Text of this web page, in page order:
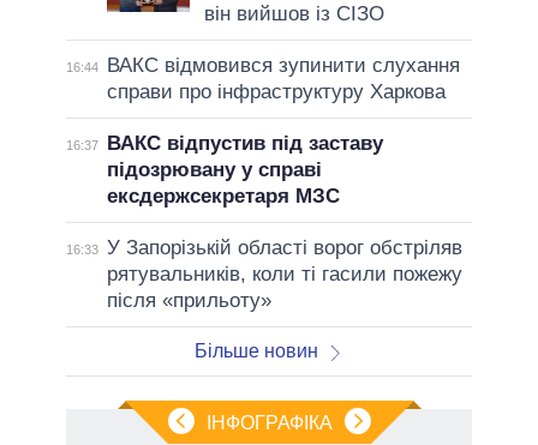
він вийшов із СІЗО
16:44
ВАКС відмовився зупинити слухання
справи про інфраструктуру Харкова
16:37
ВАКС відпустив під заставу
підозрювану у справі
ексдержсекретаря МЗС
16:33 У Запорізькій області ворог обстріляв
рятувальників, коли ті гасили пожежу
після «прильоту»
Більше новин
ІНФОГРАФІКА